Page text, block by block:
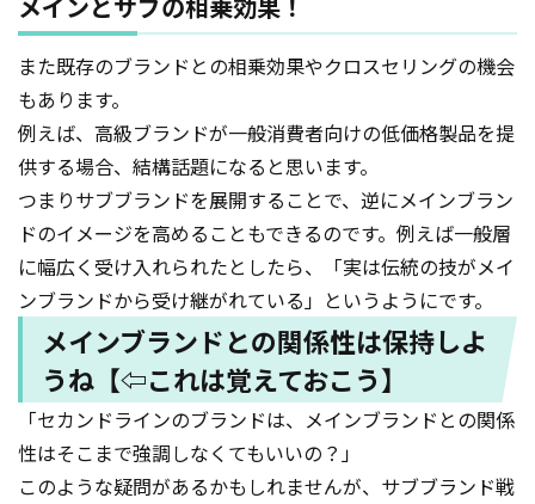
また既存のブランドとの相乗効果やクロスセリングの機会
もあります。
例えば、高級ブランドが一般消費者向けの低価格製品を提
供する場合、結構話題になると思います。
つまりサブブランドを展開することで、逆にメインブラン
ドのイメージを高めることもできるのです。例えば一般層
に幅広く受け入れられたとしたら、「実は伝統の技がメイ
ンブランドから受け継がれている」というようにです。
メインブランドとの関係性は保持しよ
うね【⇦これは覚えておこう】
「セカンドラインのブランドは、メインブランドとの関係
性はそこまで強調しなくてもいいの？」
このような疑問があるかもしれませんが、サブブランド戦